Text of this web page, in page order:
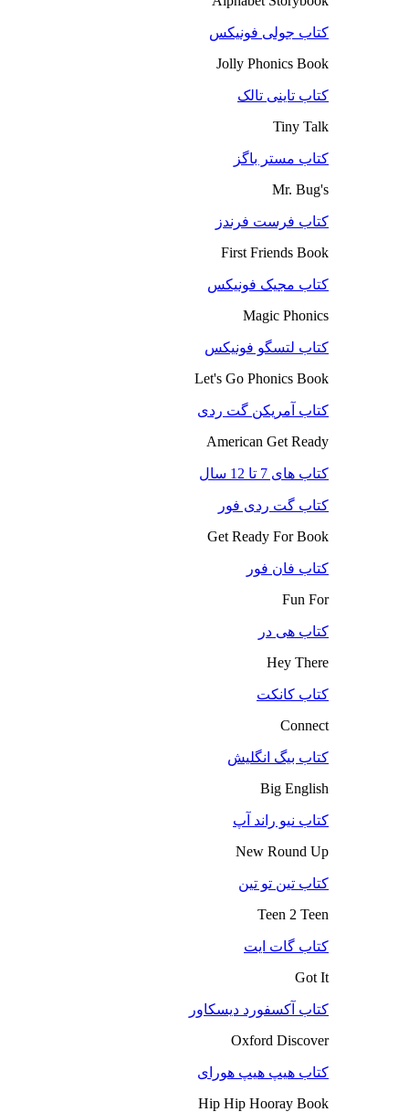
کتاب جولی فونیکس
Jolly Phonics Book
کتاب تاینی تالک
Tiny Talk
کتاب مستر باگز
Mr. Bug's
کتاب فرست فرندز
First Friends Book
کتاب مجیک فونیکس
Magic Phonics
کتاب لتسگو فونیکس
Let's Go Phonics Book
کتاب آمریکن گت ردی
American Get Ready
کتاب های 7 تا 12 سال
کتاب گت ردی فور
Get Ready For Book
کتاب فان فور
Fun For
کتاب هی در
Hey There
کتاب کانکت
Connect
کتاب بیگ انگلیش
Big English
کتاب نیو راند آپ
New Round Up
کتاب تین تو تین
Teen 2 Teen
کتاب گات ایت
Got It
کتاب آکسفورد دیسکاور
Oxford Discover
کتاب هیپ هیپ هورای
Hip Hip Hooray Book